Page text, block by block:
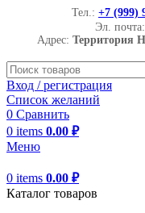
Тел.: +7 (999)
Эл. почта:
Адрес: Территория
Вход / регистрация
Список желаний
0 Сравнить
0 items 0.00 ₽
Меню
0 items 0.00 ₽
Каталог товаров